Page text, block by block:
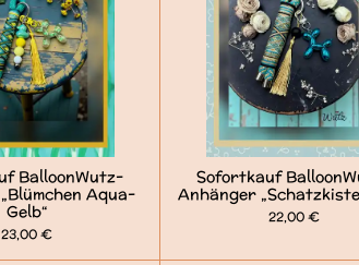
BalloonWutz-
Aqua-
Gelb“
23,00 €
Sofortkauf
Anhänger
22,00 €